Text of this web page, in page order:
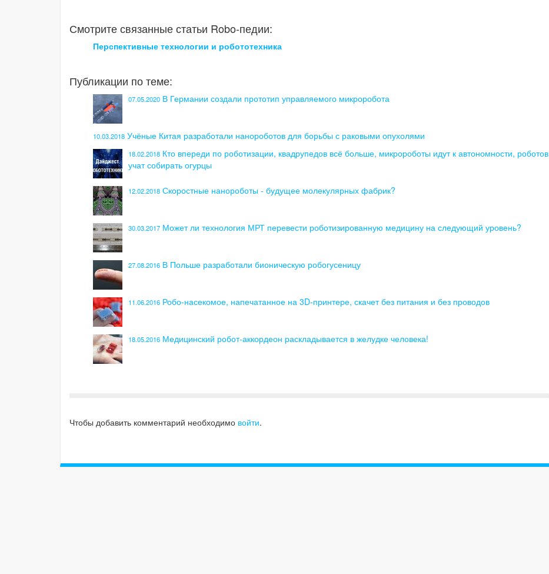
Смотрите связанные статьи Robo-педии:
Перспективные технологии и робототехника
Публикации по теме:
07.05.2020 В Германии создали прототип управляемого микроробота
10.03.2018 Учёные Китая разработали нанороботов для борьбы с раковыми опухолями
18.02.2018 Кто впереди по роботизации, квадрупедов всё больше, микророботы идут к автономности, роботов
учат собирать огурцы
12.02.2018 Скоростные нанороботы - будущее молекулярных фабрик?
30.03.2017 Может ли технология МРТ перевести роботизированную медицину на следующий уровень?
27.08.2016 В Польше разработали бионическую робогусеницу
11.06.2016 Робо-насекомое, напечатанное на 3D-принтере, скачет без питания и без проводов
18.05.2016 Медицинский робот-аккордеон раскладывается в желудке человека!
Чтобы добавить комментарий необходимо войти.